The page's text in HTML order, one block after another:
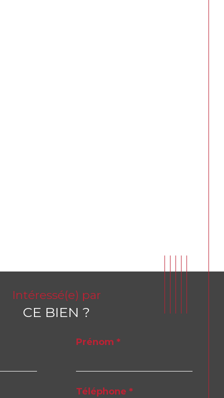
Intéressé(e) par
CE BIEN ?
Prénom *
Téléphone *